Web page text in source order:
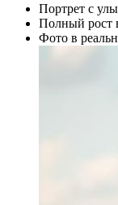
Портрет с
Полный рост
Фото в